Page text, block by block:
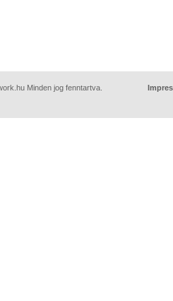
Minden jog fenntartva.